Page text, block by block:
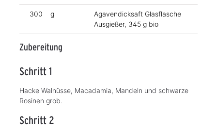
300 g
Agavendicksaft Glasflasche
Ausgießer, 345 g bio
Zubereitung
Schritt 1
Hacke Walnüsse, Macadamia, Mandeln und schwarze
Rosinen grob.
Schritt 2